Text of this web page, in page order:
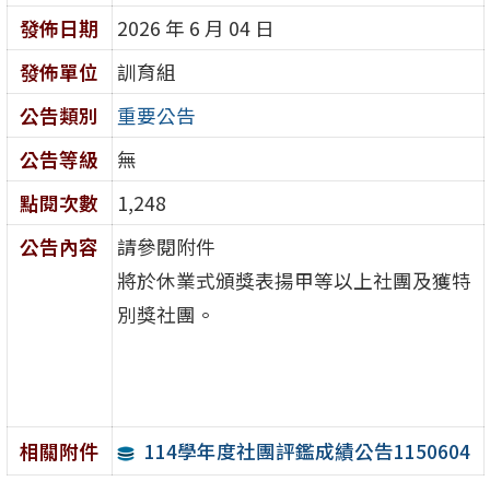
發佈日期
2026 年 6 月 04 日
發佈單位
訓育組
公告類別
重要公告
公告等級
無
點閱次數
1,248
公告內容
請參閱附件
將於休業式頒獎表揚甲等以上社團及獲特
別獎社團。
相關附件 114學年度社團評鑑成績公告1150604